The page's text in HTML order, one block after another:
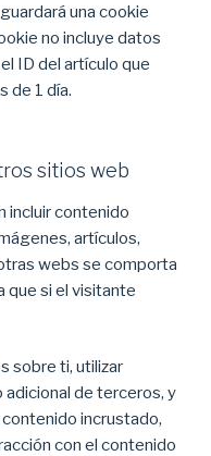
una cookie
no incluye datos
ID del artículo que
de 1 día.
sitios web
incluir contenido
artículos,
webs se comporta
que si el visitante
sobre ti, utilizar
de terceros, y
incrustado,
con el contenido